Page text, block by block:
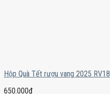
Hộp Quà Tết rượu vang 2025 RV18
650.000₫